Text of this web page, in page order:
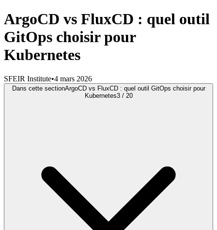
ArgoCD vs FluxCD : quel outil
GitOps choisir pour
Kubernetes
SFEIR Institute•4 mars 2026
Dans cette sectionArgoCD vs FluxCD : quel outil GitOps choisir pour
Kubernetes3/ 20